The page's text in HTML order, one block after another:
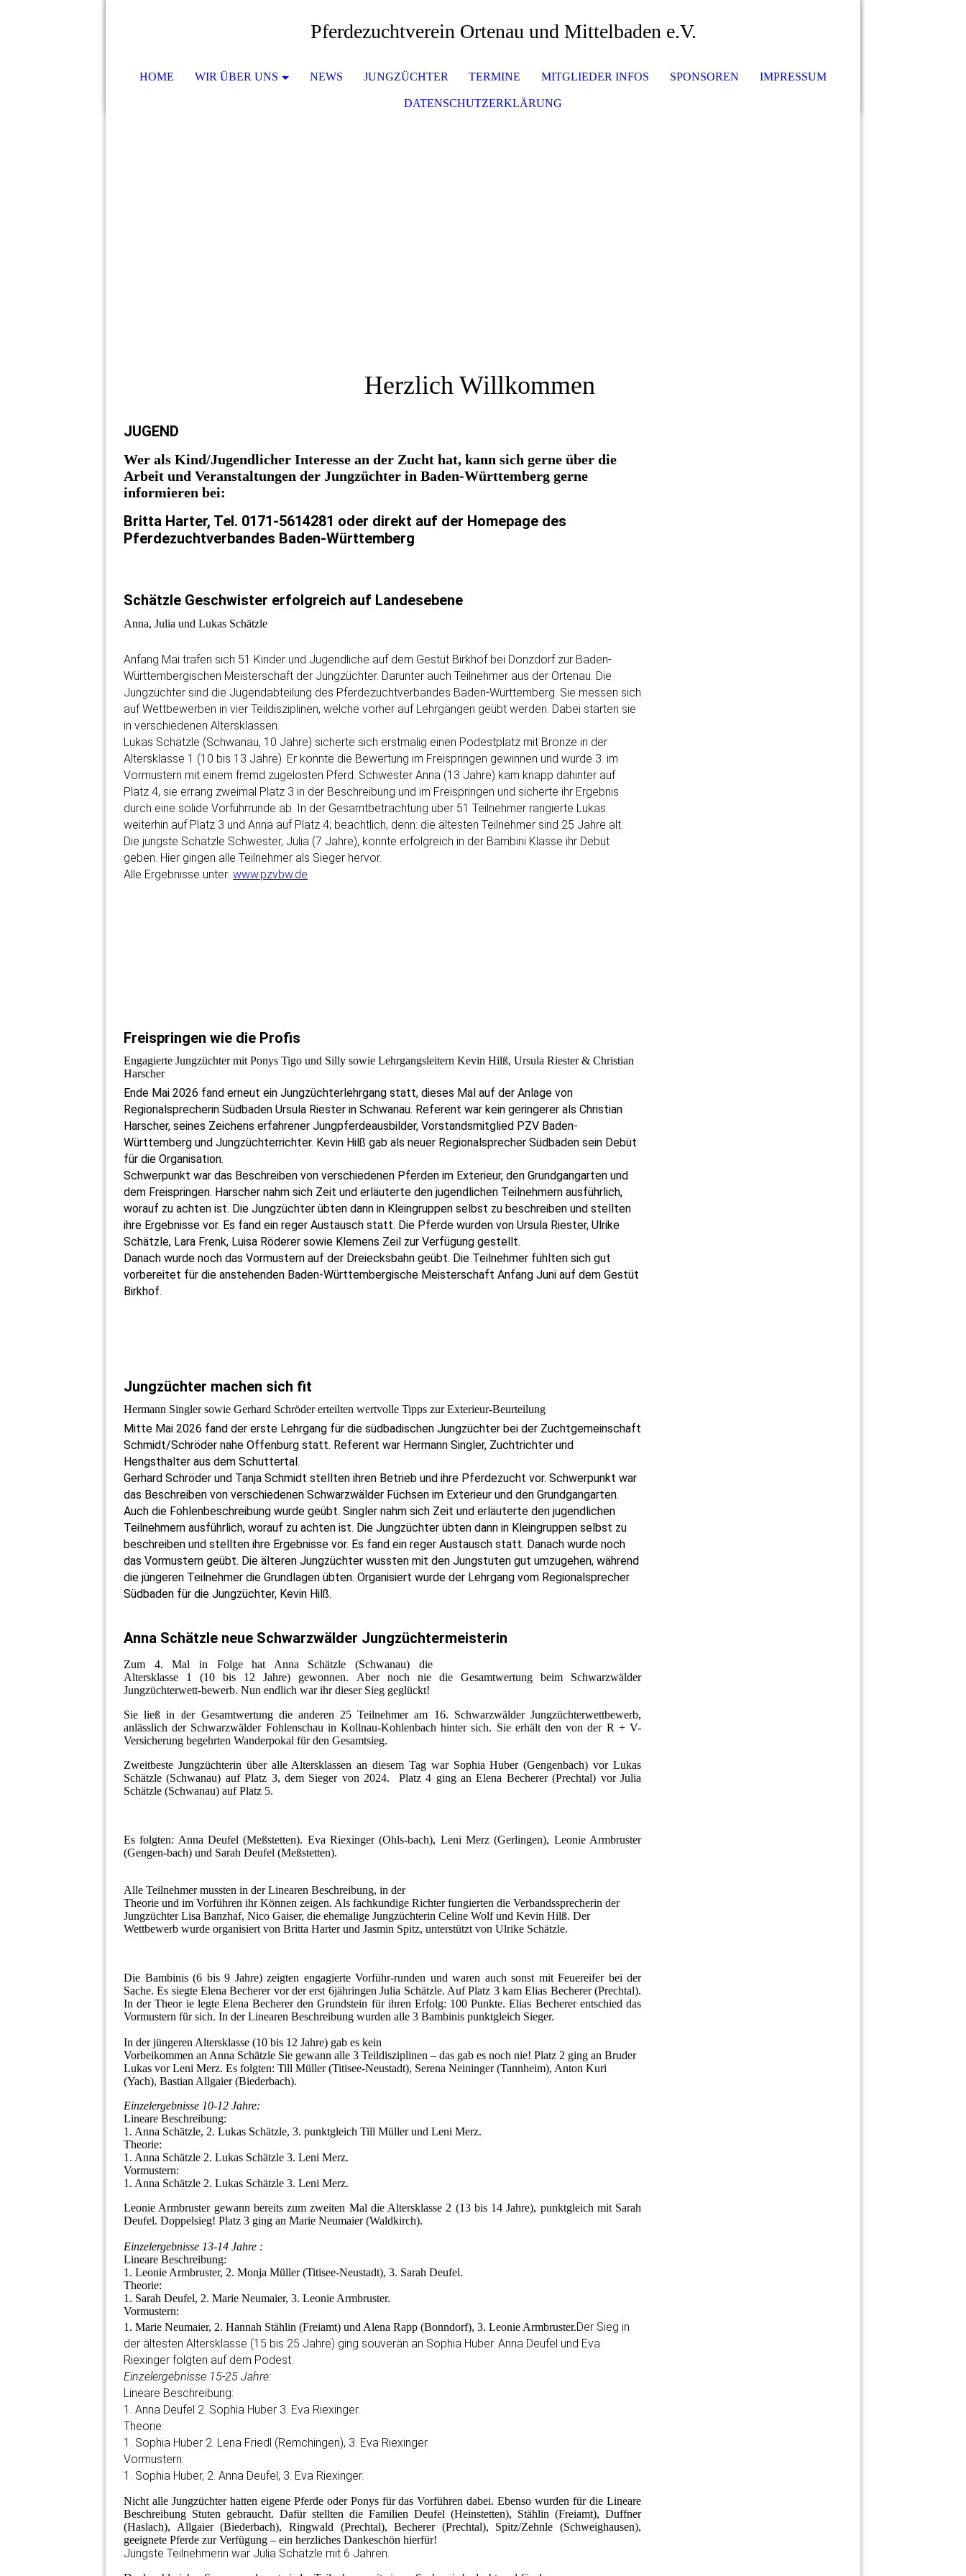
Pferdezuchtverein Ortenau und Mittelbaden e.V.
HOME WIR ÜBER UNS NEWS JUNGZÜCHTER TERMINE MITGLIEDER INFOS SPONSOREN IMPRESSUM
DATENSCHUTZERKLÄRUNG
Herzlich Willkommen
JUGEND
Wer als Kind/Jugendlicher Interesse an der Zucht hat, kann sich gerne über die
Arbeit und Veranstaltungen der Jungzüchter in Baden-Württemberg gerne
informieren bei:
Britta Harter, Tel. 0171-5614281 oder direkt auf der Homepage des
Pferdezuchtverbandes Baden-Württemberg
Schätzle Geschwister erfolgreich auf Landesebene
Anna, Julia und Lukas Schätzle
Anfang Mai trafen sich 51 Kinder und Jugendliche auf dem Gestüt Birkhof bei Donzdorf zur Baden-
Württembergischen Meisterschaft der Jungzüchter. Darunter auch Teilnehmer aus der Ortenau. Die
Jungzüchter sind die Jugendabteilung des Pferdezuchtverbandes Baden-Württemberg. Sie messen sich
auf Wettbewerben in vier Teildisziplinen, welche vorher auf Lehrgängen geübt werden. Dabei starten sie
in verschiedenen Altersklassen.
Lukas Schätzle (Schwanau, 10 Jahre) sicherte sich erstmalig einen Podestplatz mit Bronze in der
Altersklasse 1 (10 bis 13 Jahre). Er konnte die Bewertung im Freispringen gewinnen und wurde 3. im
Vormustern mit einem fremd zugelosten Pferd. Schwester Anna (13 Jahre) kam knapp dahinter auf
Platz 4, sie errang zweimal Platz 3 in der Beschreibung und im Freispringen und sicherte ihr Ergebnis
durch eine solide Vorführrunde ab. In der Gesamtbetrachtung über 51 Teilnehmer rangierte Lukas
weiterhin auf Platz 3 und Anna auf Platz 4; beachtlich, denn: die ältesten Teilnehmer sind 25 Jahre alt.
Die jüngste Schätzle Schwester, Julia (7 Jahre), konnte erfolgreich in der Bambini Klasse ihr Debüt
geben. Hier gingen alle Teilnehmer als Sieger hervor.
Alle Ergebnisse unter: www.pzvbw.de
Freispringen wie die Profis
Engagierte Jungzüchter mit Ponys Tigo und Silly sowie Lehrgangsleitern Kevin Hilß, Ursula Riester & Christian
Harscher
Ende Mai 2026 fand erneut ein Jungzüchterlehrgang statt, dieses Mal auf der Anlage von
Regionalsprecherin Südbaden Ursula Riester in Schwanau. Referent war kein geringerer als Christian
Harscher, seines Zeichens erfahrener Jungpferdeausbilder, Vorstandsmitglied PZV Baden-
Württemberg und Jungzüchterrichter. Kevin Hilß gab als neuer Regionalsprecher Südbaden sein Debüt
für die Organisation.
Schwerpunkt war das Beschreiben von verschiedenen Pferden im Exterieur, den Grundgangarten und
dem Freispringen. Harscher nahm sich Zeit und erläuterte den jugendlichen Teilnehmern ausführlich,
worauf zu achten ist. Die Jungzüchter übten dann in Kleingruppen selbst zu beschreiben und stellten
ihre Ergebnisse vor. Es fand ein reger Austausch statt. Die Pferde wurden von Ursula Riester, Ulrike
Schätzle, Lara Frenk, Luisa Röderer sowie Klemens Zeil zur Verfügung gestellt.
Danach wurde noch das Vormustern auf der Dreiecksbahn geübt. Die Teilnehmer fühlten sich gut
vorbereitet für die anstehenden Baden-Württembergische Meisterschaft Anfang Juni auf dem Gestüt
Birkhof.
Jungzüchter machen sich fit
Hermann Singler sowie Gerhard Schröder erteilten wertvolle Tipps zur Exterieur-Beurteilung
Mitte Mai 2026 fand der erste Lehrgang für die südbadischen Jungzüchter bei der Zuchtgemeinschaft
Schmidt/Schröder nahe Offenburg statt. Referent war Hermann Singler, Zuchtrichter und
Hengsthalter aus dem Schuttertal.
Gerhard Schröder und Tanja Schmidt stellten ihren Betrieb und ihre Pferdezucht vor. Schwerpunkt war
das Beschreiben von verschiedenen Schwarzwälder Füchsen im Exterieur und den Grundgangarten.
Auch die Fohlenbeschreibung wurde geübt. Singler nahm sich Zeit und erläuterte den jugendlichen
Teilnehmern ausführlich, worauf zu achten ist. Die Jungzüchter übten dann in Kleingruppen selbst zu
beschreiben und stellten ihre Ergebnisse vor. Es fand ein reger Austausch statt. Danach wurde noch
das Vormustern geübt. Die älteren Jungzüchter wussten mit den Jungstuten gut umzugehen, während
die jüngeren Teilnehmer die Grundlagen übten. Organisiert wurde der Lehrgang vom Regionalsprecher
Südbaden für die Jungzüchter, Kevin Hilß.
Anna Schätzle neue Schwarzwälder Jungzüchtermeisterin
Zum 4. Mal in Folge hat Anna Schätzle (Schwanau) die
Altersklasse 1 (10 bis 12 Jahre) gewonnen. Aber noch nie die Gesamtwertung beim Schwarzwälder
Jungzüchterwett-bewerb. Nun endlich war ihr dieser Sieg geglückt!
Sie ließ in der Gesamtwertung die anderen 25 Teilnehmer am 16. Schwarzwälder Jungzüchterwettbewerb,
anlässlich der Schwarzwälder Fohlenschau in Kollnau-Kohlenbach hinter sich. Sie erhält den von der R + V-
Versicherung begehrten Wanderpokal für den Gesamtsieg.
Zweitbeste Jungzüchterin über alle Altersklassen an diesem Tag war Sophia Huber (Gengenbach) vor Lukas
Schätzle (Schwanau) auf Platz 3, dem Sieger von 2024. Platz 4 ging an Elena Becherer (Prechtal) vor Julia
Schätzle (Schwanau) auf Platz 5.
Es folgten: Anna Deufel (Meßstetten). Eva Riexinger (Ohls-bach), Leni Merz (Gerlingen), Leonie Armbruster
(Gengen-bach) und Sarah Deufel (Meßstetten).
Alle Teilnehmer mussten in der Linearen Beschreibung, in der
Theorie und im Vorführen ihr Können zeigen. Als fachkundige Richter fungierten die Verbandssprecherin der
Jungzüchter Lisa Banzhaf, Nico Gaiser, die ehemalige Jungzüchterin Celine Wolf und Kevin Hilß. Der
Wettbewerb wurde organisiert von Britta Harter und Jasmin Spitz, unterstützt von Ulrike Schätzle.
Die Bambinis (6 bis 9 Jahre) zeigten engagierte Vorführ-runden und waren auch sonst mit Feuereifer bei der
Sache. Es siegte Elena Becherer vor der erst 6jähringen Julia Schätzle. Auf Platz 3 kam Elias Becherer (Prechtal).
In der Theor ie legte Elena Becherer den Grundstein für ihren Erfolg: 100 Punkte. Elias Becherer entschied das
Vormustern für sich. In der Linearen Beschreibung wurden alle 3 Bambinis punktgleich Sieger.
In der jüngeren Altersklasse (10 bis 12 Jahre) gab es kein
Vorbeikommen an Anna Schätzle Sie gewann alle 3 Teildisziplinen – das gab es noch nie! Platz 2 ging an Bruder
Lukas vor Leni Merz. Es folgten: Till Müller (Titisee-Neustadt), Serena Neininger (Tannheim), Anton Kuri
(Yach), Bastian Allgaier (Biederbach).
Einzelergebnisse 10-12 Jahre:
Lineare Beschreibung:
1. Anna Schätzle, 2. Lukas Schätzle, 3. punktgleich Till Müller und Leni Merz.
Theorie:
1. Anna Schätzle 2. Lukas Schätzle 3. Leni Merz.
Vormustern:
1. Anna Schätzle 2. Lukas Schätzle 3. Leni Merz.
Leonie Armbruster gewann bereits zum zweiten Mal die Altersklasse 2 (13 bis 14 Jahre), punktgleich mit Sarah
Deufel. Doppelsieg! Platz 3 ging an Marie Neumaier (Waldkirch).
Einzelergebnisse 13-14 Jahre :
Lineare Beschreibung:
1. Leonie Armbruster, 2. Monja Müller (Titisee-Neustadt), 3. Sarah Deufel.
Theorie:
1. Sarah Deufel, 2. Marie Neumaier, 3. Leonie Armbruster.
Vormustern:
1. Marie Neumaier, 2. Hannah Stählin (Freiamt) und Alena Rapp (Bonndorf), 3. Leonie Armbruster.Der Sieg in
der ältesten Altersklasse (15 bis 25 Jahre) ging souverän an Sophia Huber. Anna Deufel und Eva
Riexinger folgten auf dem Podest.
Einzelergebnisse 15-25 Jahre:
Lineare Beschreibung:
1. Anna Deufel 2. Sophia Huber 3. Eva Riexinger.
Theorie:
1. Sophia Huber 2. Lena Friedl (Remchingen), 3. Eva Riexinger.
Vormustern:
1. Sophia Huber, 2. Anna Deufel, 3. Eva Riexinger.
Nicht alle Jungzüchter hatten eigene Pferde oder Ponys für das Vorführen dabei. Ebenso wurden für die Lineare
Beschreibung Stuten gebraucht. Dafür stellten die Familien Deufel (Heinstetten), Stählin (Freiamt), Duffner
(Haslach), Allgaier (Biederbach), Ringwald (Prechtal), Becherer (Prechtal), Spitz/Zehnle (Schweighausen),
geeignete Pferde zur Verfügung – ein herzliches Dankeschön hierfür!
Jüngste Teilnehmerin war Julia Schätzle mit 6 Jahren.